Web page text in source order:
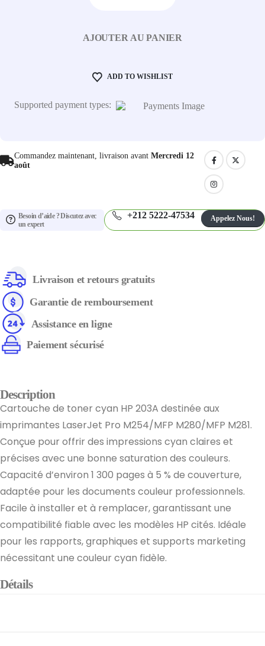
AJOUTER AU PANIER
ADD TO WISHLIST
Supported payment types:
Commandez maintenant, livraison avant Mercredi 12
août
Besoin d’aide ? Discutez avec
un expert
+212 5222-47534 Appelez Nous!
Livraison et retours gratuits
Garantie de remboursement
Assistance en ligne
Paiement sécurisé
Description
Cartouche de toner cyan HP 203A destinée aux
imprimantes LaserJet Pro M254/MFP M280/MFP M281.
Conçue pour offrir des impressions cyan claires et
précises avec une bonne saturation des couleurs.
Capacité d’environ 1 300 pages à 5 % de couverture,
adaptée pour les documents couleur professionnels.
Facile à installer et à remplacer, garantissant une
compatibilité fiable avec les modèles HP cités. Idéale
pour les rapports, graphiques et supports marketing
nécessitant une couleur cyan fidèle.
Détails